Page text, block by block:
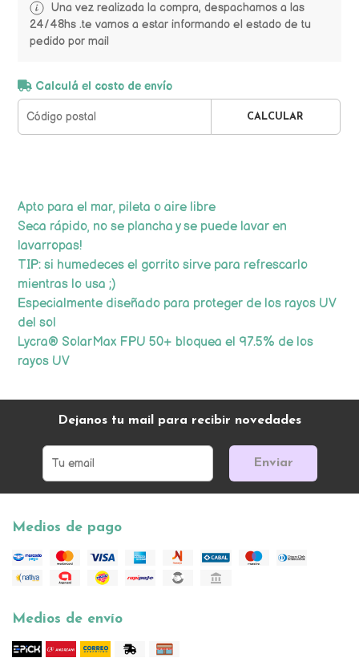
Una vez realizada la compra, despachamos a las
24/48hs .te vamos a estar informando el estado de tu
pedido por mail
Calculá el costo de envío
CALCULAR
Apto para el mar, pileta o aire libre
Seca rápido, no se plancha y se puede lavar en
lavarropas!
TIP: si humedeces el gorrito sirve para refrescarlo
mientras lo usa ;)
Especialmente diseñado para proteger de los rayos UV
del sol
Lycra® SolarMax FPU 50+ bloquea el 97.5% de los
rayos UV
Dejanos tu mail para recibir novedades
Enviar
Medios de pago
Medios de envío